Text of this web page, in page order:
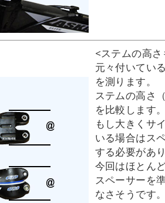
<ステムの高
元々付いてい
を測ります。
ステムの高さ
を比較します
もし大きくサ
いる場合はス
する必要があ
今回はほとん
スペーサーを
なさそうです